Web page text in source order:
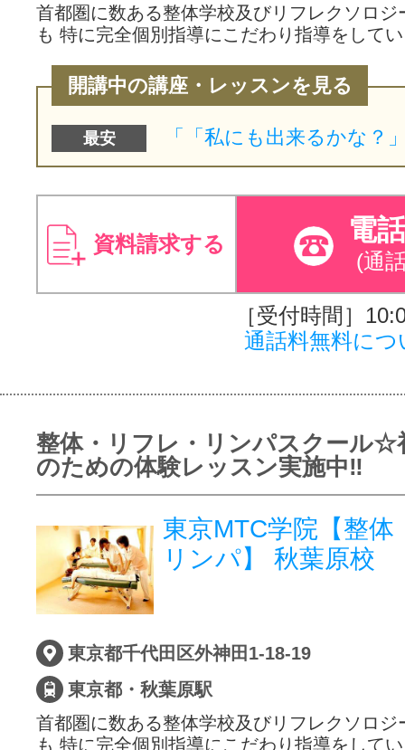
首都圏に数ある整体学校及びリフレクソロジ
も 特に完全個別指導にこだわり指導をして
開講中の講座・レッスンを見る
最安
資料請求する 電
(通
［受付時間］
通話料無料につ
整体・リフレ・リンパスクール☆
のための体験レッスン実施中‼
東京MTC学院【整体
リンパ】 秋葉原校
東京都千代田区外神田1-18-19
東京都・秋葉原駅
首都圏に数ある整体学校及びリフレクソロジ
も 特に完全個別指導にこだわり指導をして